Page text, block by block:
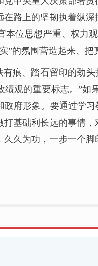
路上的坚韧执着纵
本位思想严重、权力
”的氛围营造起来、把
痕、踏石留印的劲
观的重要标志。”
府形象。要通过学
基础利长远的事情
久为功，一步一个脚